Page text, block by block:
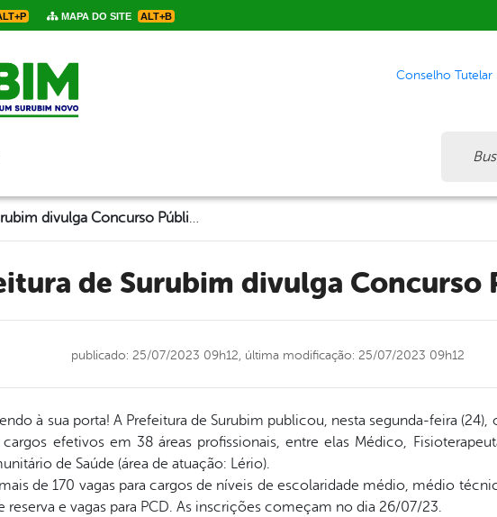
MAPA DO SITE ALT+B
Conselho Tutelar
Prefeitura de Surubim divulga Concurso Público!
de Surubim divulga Concurso
publicado: 25/07/2023 09h12, última modificação: 25/07/2023 09h12
à sua porta! A Prefeitura de Surubim publicou, nesta segunda-feira
efetivos em 38 áreas profissionais, entre elas Médico,
de Saúde (área de atuação: Lério).
de 170 vagas para cargos de níveis de escolaridade médio, médio
reserva e vagas para PCD. As inscrições começam no dia 26/07/23.